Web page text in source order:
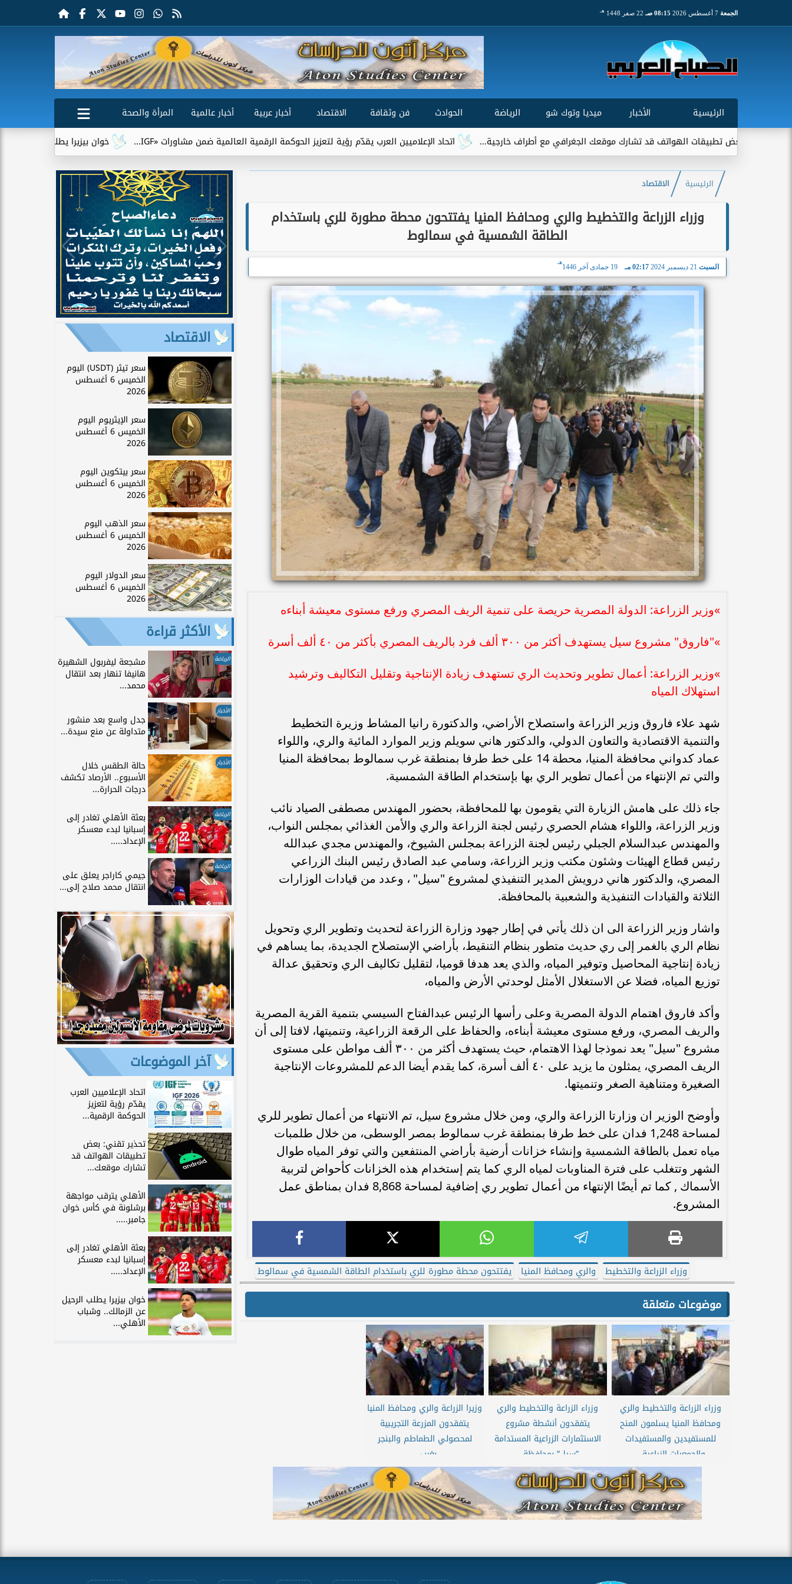
الجمعة 08:15 صـ 22 صفر 1448 هـ
الرئيسية الأخبار ميديا وتوك شو الرياضة الحوادث فن وثقافة الاقتصاد أخبار عربية أخبار عالمية
المرأة والصحة
خوان بيزيرا يطلب الرحيل عن الزمالك..
اتحاد الإعلاميين العرب يقدّم رؤية لتعزيز الحوكمة الرقمية العالمية ضمن مشاورات «IGF... بعض تطبيقات الهواتف قد تشارك موقعك الجغرافي مع أطراف خارجية...
الرئيسية الاقتصاد
وزراء الزراعة والتخطيط والري ومحافظ المنيا يفتتحون محطة مطورة للري باستخدام
الطاقة الشمسية في سمالوط
السبت 02:17 مـ 19 جمادى آخر 1446
هـ
»وزير الزراعة: الدولة المصرية حريصة على تنمية الريف المصري ورفع مستوى معيشة أبناءه
»"فاروق" مشروع سيل يستهدف أكثر من ٣٠٠ ألف فرد بالريف المصري بأكثر من ٤٠ ألف أسرة
»وزير الزراعة: أعمال تطوير وتحديث الري تستهدف زيادة الإنتاجية وتقليل التكاليف وترشيد
استهلاك المياه
شهد علاء فاروق وزير الزراعة واستصلاح الأراضي، والدكتورة رانيا المشاط وزيرة التخطيط
والتنمية الاقتصادية والتعاون الدولي، والدكتور هاني سويلم وزير الموارد المائية والري، واللواء
عماد كدواني محافظة المنيا، محطة 14 على خط طرفا بمنطقة غرب سمالوط بمحافظة المنيا
والتي تم الإنتهاء من أعمال تطوير الري بها بإستخدام الطاقة الشمسية.
جاء ذلك على هامش الزيارة التي يقومون بها للمحافظة، بحضور المهندس مصطفى الصياد نائب
وزير الزراعة، واللواء هشام الحصري رئيس لجنة الزراعة والري والأمن الغذائي بمجلس النواب،
والمهندس عبدالسلام الجبلي رئيس لجنة الزراعة بمجلس الشيوخ، والمهندس مجدي عبدالله
رئيس قطاع الهيئات وشئون مكتب وزير الزراعة، وسامي عبد الصادق رئيس البنك الزراعي
المصري، والدكتور هاني درويش المدير التنفيذي لمشروع "سيل" ، وعدد من قيادات الوزارات
الثلاثة والقيادات التنفيذية والشعبية بالمحافظة.
واشار وزير الزراعة الى ان ذلك يأتي في إطار جهود وزارة الزراعة لتحديث وتطوير الري وتحويل
نظام الري بالغمر إلى ري حديث متطور بنظام التنقيط، بأراضي الإستصلاح الجديدة، بما يساهم في
زيادة إنتاجية المحاصيل وتوفير المياه، والذي يعد هدفا قوميا، لتقليل تكاليف الري وتحقيق عدالة
توزيع المياه، فضلا عن الاستغلال الأمثل لوحدتي الأرض والمياه،
وأكد فاروق اهتمام الدولة المصرية وعلى رأسها الرئيس عبدالفتاح السيسي بتنمية القرية المصرية
والريف المصري، ورفع مستوى معيشة أبناءه، والحفاظ على الرقعة الزراعية، وتنميتها، لافتا إلى أن
مشروع "سيل" يعد نموذجا لهذا الاهتمام، حيث يستهدف أكثر من ٣٠٠ ألف مواطن على مستوى
الريف المصري، يمثلون ما يزيد على ٤٠ ألف أسرة، كما يقدم أيضا الدعم للمشروعات الإنتاجية
الصغيرة ومتناهية الصغر وتنميتها.
وأوضح الوزير ان وزارتا الزراعة والري، ومن خلال مشروع سيل، تم الانتهاء من أعمال تطوير للري
لمساحة 1,248 فدان على خط طرفا بمنطقة غرب سمالوط بمصر الوسطى، من خلال طلمبات
مياه تعمل بالطاقة الشمسية وإنشاء خزانات أرضية بأراضي المنتفعين والتي توفر المياه طوال
الشهر وتتغلب على فترة المناوبات لمياه الري كما يتم إستخدام هذه الخزانات كأحواض لتربية
الأسماك , كما تم أيضًا الإنتهاء من أعمال تطوير ري إضافية لمساحة 8,868 فدان بمناطق عمل
المشروع.
وزراء الزراعة والتخطيط والري ومحافظ المنيا يفتتحون محطة مطورة للري باستخدام الطاقة الشمسية في سمالوط
موضوعات متعلقة
وزراء الزراعة والتخطيط والري
ومحافظ المنيا يسلمون المنح
للمستفيدين والمستفيدات
والجمعيات الزراعية...
وزراء الزراعة والتخطيط والري
يتفقدون أنشطة مشروع
الاستثمارات الزراعية المستدامة
”سيل” بمحافظة...
وزيرا الزراعة والري ومحافظ المنيا
يتفقدون المزرعة التجريبية
لمحصولي الطماطم والبنجر
بغرب...
الاقتصاد
سعر تيثر (USDT) اليوم
الخميس 6 أغسطس
2026
سعر الإيثريوم اليوم
الخميس 6 أغسطس
2026
سعر بيتكوين اليوم
الخميس 6 أغسطس
2026
سعر الذهب اليوم
الخميس 6 أغسطس
2026
سعر الدولار اليوم
الخميس 6 أغسطس
2026
الأكثر قراءة
الرياضة مشجعة ليفربول الشهيرة
هانيفا تنهار بعد انتقال
محمد...
الأخبار
جدل واسع بعد منشور
متداولة عن منع سيدة...
الأخبار حالة الطقس خلال
الأسبوع.. الأرصاد تكشف
درجات الحرارة...
الرياضة بعثة الأهلي تغادر إلى
إسبانيا لبدء معسكر
الإعداد.....
الرياضة
جيمي كاراجر يعلق على
انتقال محمد صلاح إلى...
آخر الموضوعات
اتحاد الإعلاميين العرب
يقدّم رؤية لتعزيز
الحوكمة الرقمية...
تحذير تقني: بعض
تطبيقات الهواتف قد
تشارك موقعك...
الأهلي يترقب مواجهة
برشلونة في كأس خوان
جامبر.....
بعثة الأهلي تغادر إلى
إسبانيا لبدء معسكر
الإعداد.....
خوان بيزيرا يطلب الرحيل
عن الزمالك.. وشباب
الأهلي...